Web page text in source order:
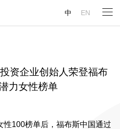
中 EN
资企业创始人荣登福布
力女性榜单
性100榜单后，福布斯中国通过